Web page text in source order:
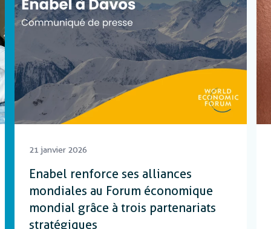
21 janvier 2026
Enabel renforce ses alliances
mondiales au Forum économique
mondial grâce à trois partenariats
stratégiques